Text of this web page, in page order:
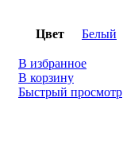
Цвет Белый
В избранное
В корзину
Быстрый просмотр